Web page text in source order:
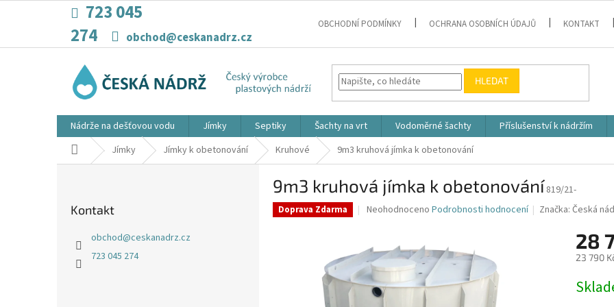
723 045
274
obchod@ceskanadrz.cz
OBCHODNÍ PODMÍNKY OCHRANA OSOBNÍCH ÚDAJŮ KONTAKT
HLEDAT
Nádrže na dešťovou vodu Jímky Septiky Šachty na vrt Vodoměrné šachty Příslušenství k nádržím
Domů Jímky Jímky k obetonování Kruhové 9m3 kruhová jímka k obetonování
Kontakt
obchod@ceskanadrz.cz
723 045 274
9m3 kruhová jímka k obetonování 819/21-
Doprava Zdarma
Průměrné
je
0,0
z
5
hvězdiček.
Neohodnoceno Podrobnosti hodnocení Značka:Česká
28
23 790
cena: